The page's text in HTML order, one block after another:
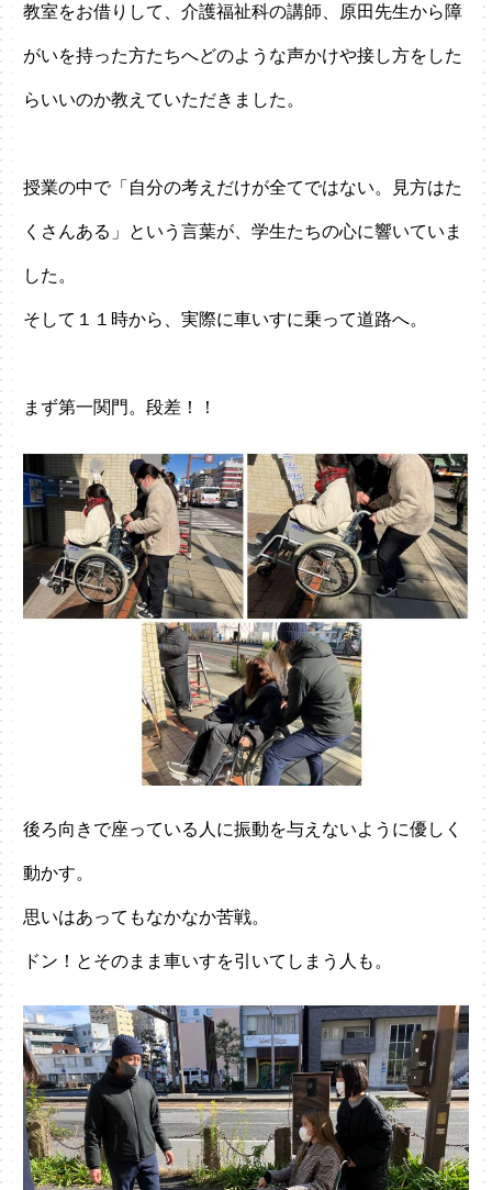
教室をお借りして、介護福祉科の講師、原田先生から障
がいを持った方たちへどのような声かけや接し方をした
らいいのか教えていただきました。
授業の中で「自分の考えだけが全てではない。見方はた
くさんある」という言葉が、学生たちの心に響いていま
した。
そして１１時から、実際に車いすに乗って道路へ。
まず第一関門。段差！！
後ろ向きで座っている人に振動を与えないように優しく
動かす。
思いはあってもなかなか苦戦。
ドン！とそのまま車いすを引いてしまう人も。